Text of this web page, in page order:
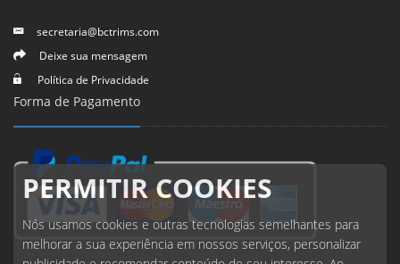
secretaria@bctrims.com
Deixe sua mensagem
Política de Privacidade
Forma de Pagamento
PERMITIR COOKIES
Nós usamos cookies e outras tecnologias semelhantes para
melhorar a sua experiência em nossos serviços, personalizar